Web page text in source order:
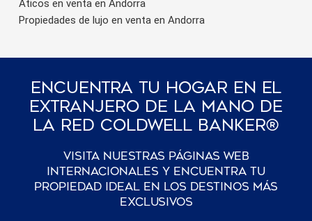
Áticos en venta en Andorra
Propiedades de lujo en venta en Andorra
Encuentra Tu Hogar En El
Extranjero De La Mano De
La Red Coldwell Banker®
Visita nuestras páginas web
internacionales y encuentra tu
propiedad ideal en los destinos más
exclusivos